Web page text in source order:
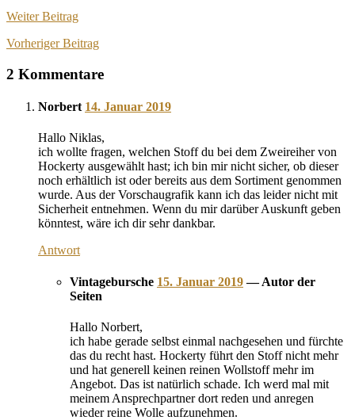
WeiterBeitrag
VorherigerBeitrag
2 Kommentare
Norbert 14. Januar 2019
Hallo Niklas,
ich wollte fragen, welchen Stoff du bei dem Zweireiher von
Hockerty ausgewählt hast; ich bin mir nicht sicher, ob dieser
noch erhältlich ist oder bereits aus dem Sortiment genommen
wurde. Aus der Vorschaugrafik kann ich das leider nicht mit
Sicherheit entnehmen. Wenn du mir darüber Auskunft geben
könntest, wäre ich dir sehr dankbar.
Antwort
Vintagebursche 15. Januar 2019— Autor der
Seiten
Hallo Norbert,
ich habe gerade selbst einmal nachgesehen und fürchte
das du recht hast. Hockerty führt den Stoff nicht mehr
und hat generell keinen reinen Wollstoff mehr im
Angebot. Das ist natürlich schade. Ich werd mal mit
meinem Ansprechpartner dort reden und anregen
wieder reine Wolle aufzunehmen.